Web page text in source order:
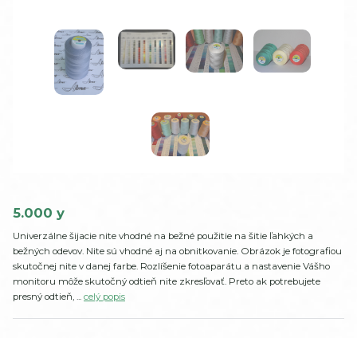
5.000 y
Univerzálne šijacie nite vhodné na bežné použitie na šitie ľahkých a
bežných odevov. Nite sú vhodné aj na obnitkovanie. Obrázok je fotografiou
skutočnej nite v danej farbe. Rozlíšenie fotoaparátu a nastavenie Vášho
monitoru môže skutočný odtieň nite zkresľovať. Preto ak potrebujete
presný odtieň, ... celý popis